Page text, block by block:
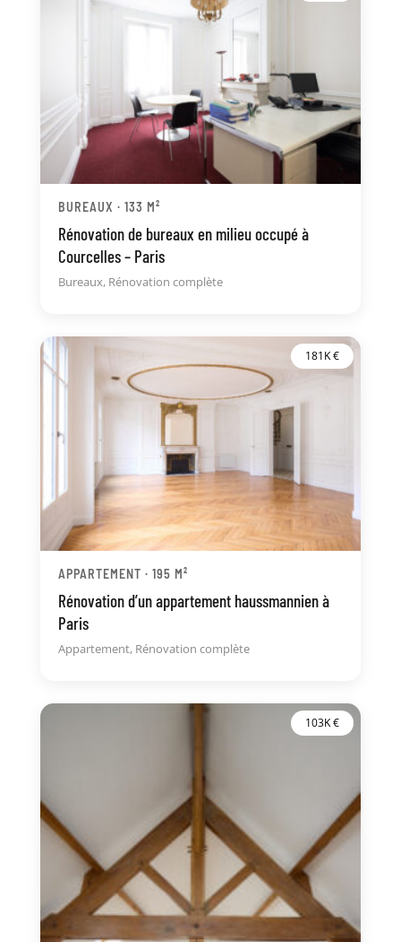
BUREAUX · 133 M²
Rénovation de bureaux en milieu occupé à
Courcelles – Paris
Bureaux, Rénovation complète
181K €
APPARTEMENT · 195 M²
Rénovation d’un appartement haussmannien à
Paris
Appartement, Rénovation complète
103K €